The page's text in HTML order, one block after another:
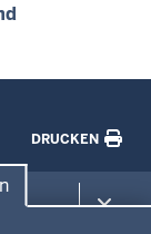
DRUCKEN